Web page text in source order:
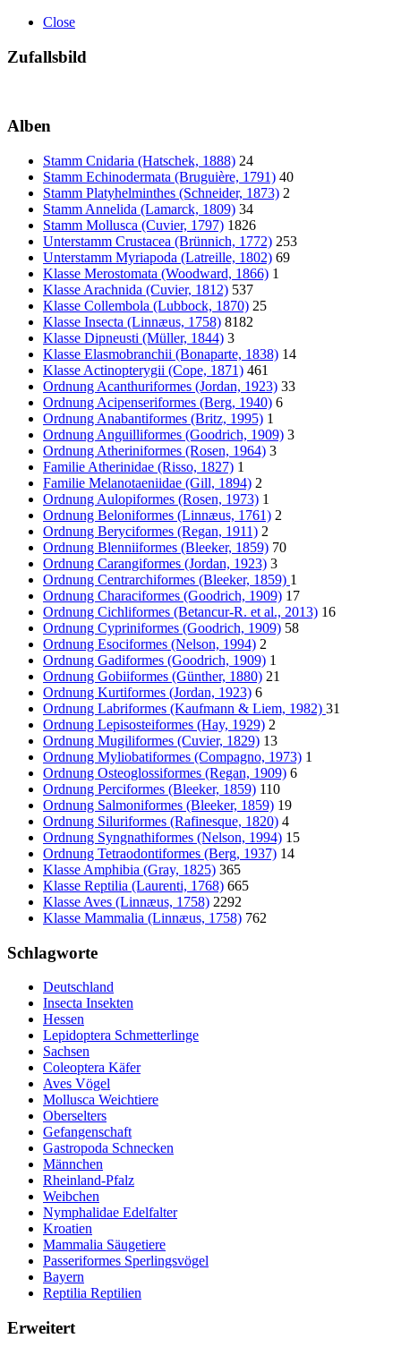
Close
Zufallsbild
Alben
Stamm Cnidaria (Hatschek, 1888) 24
Stamm Echinodermata (Bruguière, 1791) 40
Stamm Platyhelminthes (Schneider, 1873) 2
Stamm Annelida (Lamarck, 1809) 34
Stamm Mollusca (Cuvier, 1797) 1826
Unterstamm Crustacea (Brünnich, 1772) 253
Unterstamm Myriapoda (Latreille, 1802) 69
Klasse Merostomata (Woodward, 1866) 1
Klasse Arachnida (Cuvier, 1812) 537
Klasse Collembola (Lubbock, 1870) 25
Klasse Insecta (Linnæus, 1758) 8182
Klasse Dipneusti (Müller, 1844) 3
Klasse Elasmobranchii (Bonaparte, 1838) 14
Klasse Actinopterygii (Cope, 1871) 461
Ordnung Acanthuriformes (Jordan, 1923) 33
Ordnung Acipenseriformes (Berg, 1940) 6
Ordnung Anabantiformes (Britz, 1995) 1
Ordnung Anguilliformes (Goodrich, 1909) 3
Ordnung Atheriniformes (Rosen, 1964) 3
Familie Atherinidae (Risso, 1827) 1
Familie Melanotaeniidae (Gill, 1894) 2
Ordnung Aulopiformes (Rosen, 1973) 1
Ordnung Beloniformes (Linnæus, 1761) 2
Ordnung Beryciformes (Regan, 1911) 2
Ordnung Blenniiformes (Bleeker, 1859) 70
Ordnung Carangiformes (Jordan, 1923) 3
Ordnung Centrarchiformes (Bleeker, 1859) 1
Ordnung Characiformes (Goodrich, 1909) 17
Ordnung Cichliformes (Betancur-R. et al., 2013) 16
Ordnung Cypriniformes (Goodrich, 1909) 58
Ordnung Esociformes (Nelson, 1994) 2
Ordnung Gadiformes (Goodrich, 1909) 1
Ordnung Gobiiformes (Günther, 1880) 21
Ordnung Kurtiformes (Jordan, 1923) 6
Ordnung Labriformes (Kaufmann & Liem, 1982) 31
Ordnung Lepisosteiformes (Hay, 1929) 2
Ordnung Mugiliformes (Cuvier, 1829) 13
Ordnung Myliobatiformes (Compagno, 1973) 1
Ordnung Osteoglossiformes (Regan, 1909) 6
Ordnung Perciformes (Bleeker, 1859) 110
Ordnung Salmoniformes (Bleeker, 1859) 19
Ordnung Siluriformes (Rafinesque, 1820) 4
Ordnung Syngnathiformes (Nelson, 1994) 15
Ordnung Tetraodontiformes (Berg, 1937) 14
Klasse Amphibia (Gray, 1825) 365
Klasse Reptilia (Laurenti, 1768) 665
Klasse Aves (Linnæus, 1758) 2292
Klasse Mammalia (Linnæus, 1758) 762
Schlagworte
Deutschland
Insecta Insekten
Hessen
Lepidoptera Schmetterlinge
Sachsen
Coleoptera Käfer
Aves Vögel
Mollusca Weichtiere
Oberselters
Gefangenschaft
Gastropoda Schnecken
Männchen
Rheinland-Pfalz
Weibchen
Nymphalidae Edelfalter
Kroatien
Mammalia Säugetiere
Passeriformes Sperlingsvögel
Bayern
Reptilia Reptilien
Erweitert